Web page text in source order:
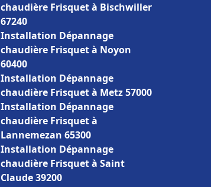
chaudière Frisquet à Bischwiller
67240
Installation Dépannage
chaudière Frisquet à Noyon
60400
Installation Dépannage
chaudière Frisquet à Metz 57000
Installation Dépannage
chaudière Frisquet à
Lannemezan 65300
Installation Dépannage
chaudière Frisquet à Saint
Claude 39200